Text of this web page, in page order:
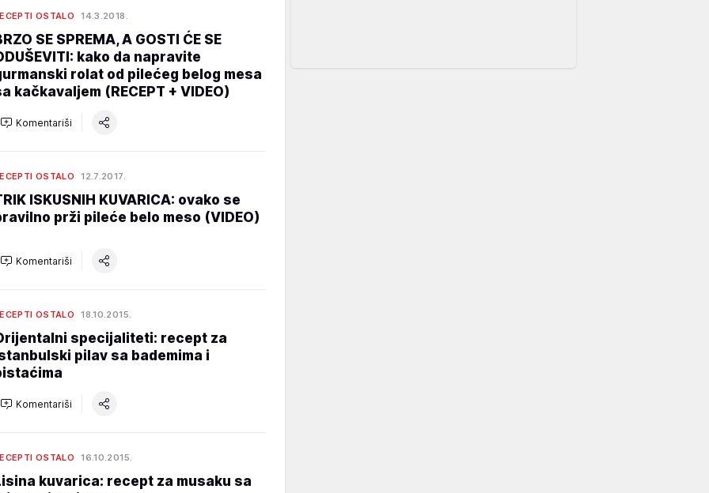
OSTALO 14.3.2018.
SE SPREMA, A GOSTI ĆE SE
kako da napravite
rolat od pilećeg belog mesa
kačkavaljem (RECEPT + VIDEO)
Komentariši
OSTALO 12.7.2017.
ISKUSNIH KUVARICA: ovako se
prži pileće belo meso (VIDEO)
Komentariši
OSTALO 18.10.2015.
specijaliteti: recept za
pilav sa bademima i
Komentariši
OSTALO 16.10.2015.
kuvarica: recept za musaku sa